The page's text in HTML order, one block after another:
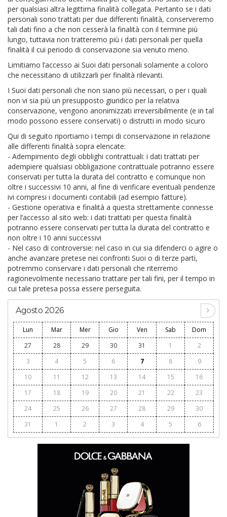
per qualsiasi altra legittima finalità collegata. Pertanto se i dati
personali sono trattati per due differenti finalità, conserveremo
tali dati fino a che non cesserà la finalità con il termine più
lungo, tuttavia non tratteremo più i dati personali per quella
finalità il cui periodo di conservazione sia venuto meno.
Limitiamo l’accesso ai Suoi dati personali solamente a coloro
che necessitano di utilizzarli per finalità rilevanti.
I Suoi dati personali che non siano più necessari, o per i quali
non vi sia più un presupposto giuridico per la relativa
conservazione, vengono anonimizzati irreversibilmente (e in tal
modo possono essere conservati) o distrutti in modo sicuro
Qui di seguito riportiamo i tempi di conservazione in relazione
alle differenti finalità sopra elencate:
- Adempimento degli obblighi contrattuali: i dati trattati per
adempiere qualsiasi obbligazione contrattuale potranno essere
conservati per tutta la durata del contratto e comunque non
oltre i successivi 10 anni, al fine di verificare eventuali pendenze
ivi compresi i documenti contabili (ad esempio fatture).
- Gestione operativa e finalità a questa strettamente connesse
per l’accesso al sito web: i dati trattati per questa finalità
potranno essere conservati per tutta la durata del contratto e
non oltre i 10 anni successivi
- Nel caso di controversie: nel caso in cui sia difenderci o agire o
anche avanzare pretese nei confronti Suoi o di terze parti,
potremmo conservare i dati personali che riterremo
ragionevolmente necessario trattare per tali fini, per il tempo in
cui tale pretesa possa essere perseguita.
Agosto 2026
Lun Mar Mer Gio Ven Sab
Dom
27
28 29 30 31 1
2
3
4 5 6 7 8
9
10
11 12 13 14 15
16
17
18 19 20 21 22
23
24
25 26 27 28 29
30
31
1 2 3 4 5 6